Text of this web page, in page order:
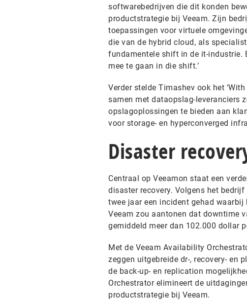
softwarebedrijven die dit konden
productstrategie bij Veeam. Zijn
toepassingen voor virtuele
die van de hybrid cloud, als
fundamentele shift in de it-industrie.
mee te gaan in die shift.’
Verder stelde Timashev ook het
samen met dataopslag-leveranciers
opslagoplossingen te bieden aan
voor storage- en hyperconverged
Disaster
Centraal op Veeamon staat een
disaster recovery. Volgens het
twee jaar een incident gehad waarbij
Veeam zou aantonen dat downtime
gemiddeld meer dan 102.000 dollar
Met de Veeam Availability
zeggen uitgebreide dr-, recovery- en
de back-up- en replication
Orchestrator elimineert de
productstrategie bij Veeam.